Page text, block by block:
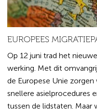
EUROPEES
Op 12 juni trad het
werking. Met dit
de Europese Unie
snellere asielprocedures
tussen de lidstaten.